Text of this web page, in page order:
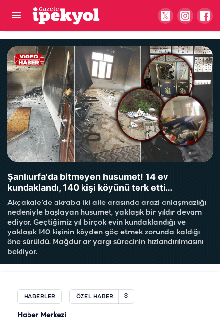
Şanlıurfa'da bitmeyen husumet! 14 ev
kundaklandı, 140 kişi köyünü terk etti…
Akçakale’de akraba iki aile arasında arazi anlaşmazlığı
nedeniyle başlayan husumet, yaklaşık bir yıldır devam
ediyor. Geçtiğimiz yıl birçok evin kundaklandığı ve
yaklaşık 140 kişinin köyden göç etmek zorunda kaldığı
öne sürüldü. Mağdurlar yargı sürecinin hızlandırılmasını
bekliyor.
HABERLER ÖZEL HABER
Haber Merkezi
Şanlıurfa'da yazın bile yok satıyor! Sabah saat
10.00'u görmeden 30 kilo kazan sıfırlanıyor